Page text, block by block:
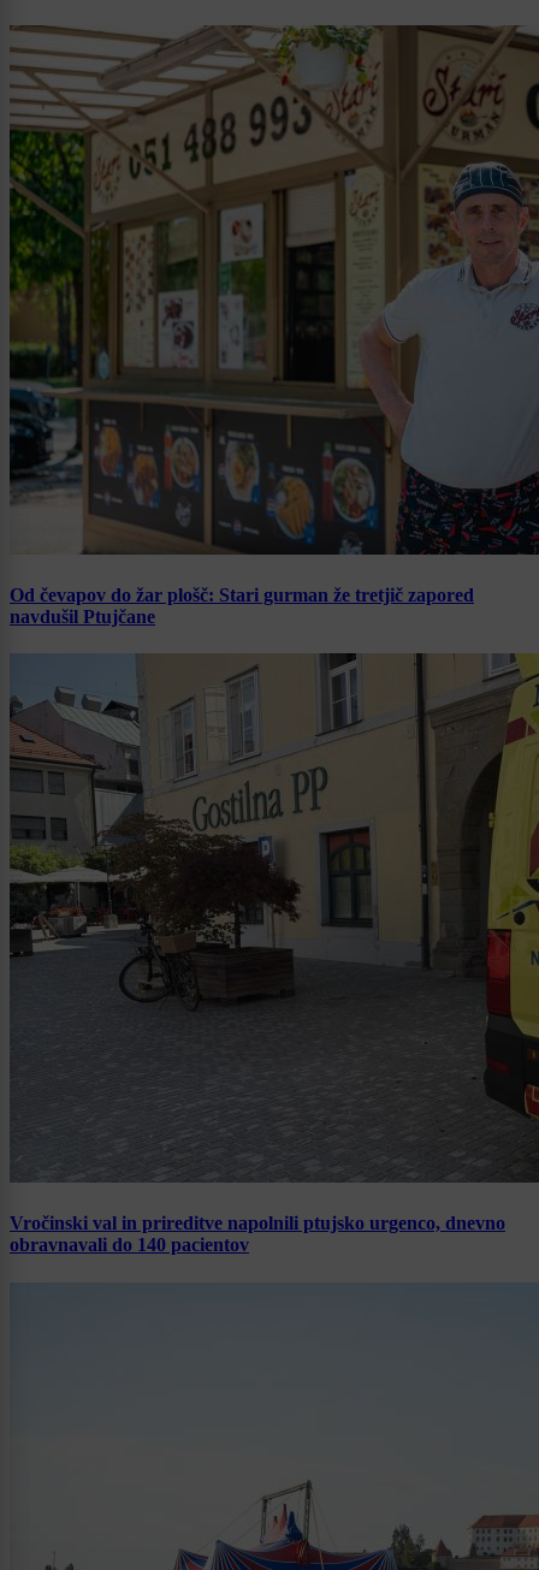
Od čevapov do žar plošč: Stari gurman že tretjič zapored
navdušil Ptujčane
Vročinski val in prireditve napolnili ptujsko urgenco, dnevno
obravnavali do 140 pacientov